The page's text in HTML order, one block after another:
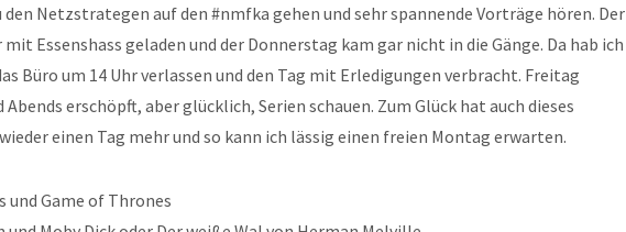
den Netzstrategen auf den #nmfka gehen und sehr spannende Vorträge hören. Der
Essenshass geladen und der Donnerstag kam gar nicht in die Gänge. Da hab ich
Büro um 14 Uhr verlassen und den Tag mit Erledigungen verbracht. Freitag
Abends erschöpft, aber glücklich, Serien schauen. Zum Glück hat auch dieses
einen Tag mehr und so kann ich lässig einen freien Montag erwarten.
und Game of Thrones